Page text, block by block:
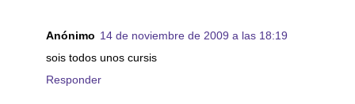
Anónimo 14 de noviembre de 2009 a las 18:19
sois todos unos cursis
Responder